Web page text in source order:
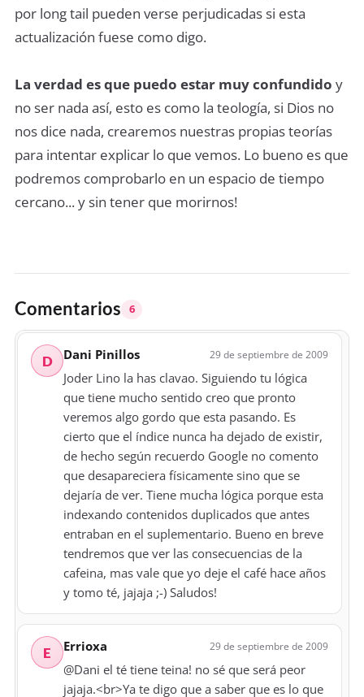
por long tail pueden verse perjudicadas si esta
actualización fuese como digo.
La verdad es que puedo estar muy confundido y
no ser nada así, esto es como la teología, si Dios no
nos dice nada, crearemos nuestras propias teorías
para intentar explicar lo que vemos. Lo bueno es que
podremos comprobarlo en un espacio de tiempo
cercano... y sin tener que morirnos!
Comentarios 6
D Dani Pinillos 29 de septiembre de 2009
Joder Lino la has clavao. Siguiendo tu lógica
que tiene mucho sentido creo que pronto
veremos algo gordo que esta pasando. Es
cierto que el índice nunca ha dejado de existir,
de hecho según recuerdo Google no comento
que desapareciera físicamente sino que se
dejaría de ver. Tiene mucha lógica porque esta
indexando contenidos duplicados que antes
entraban en el suplementario. Bueno en breve
tendremos que ver las consecuencias de la
cafeina, mas vale que yo deje el café hace años
y tomo té, jajaja ;-) Saludos!
E Errioxa 29 de septiembre de 2009
@Dani el té tiene teina! no sé que será peor
jajaja.<br>Ya te digo que a saber que es lo que